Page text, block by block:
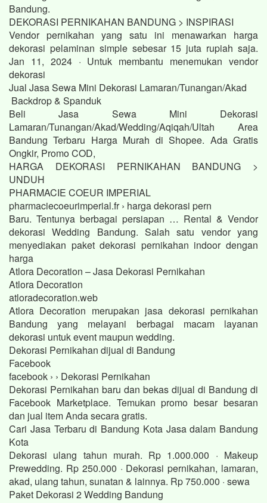
Bandung.
DEKORASI PERNIKAHAN BANDUNG > INSPIRASI
Vendor pernikahan yang satu ini menawarkan harga
dekorasi pelaminan simple sebesar 15 juta rupiah saja.
Jan 11, 2024 · Untuk membantu menemukan vendor
dekorasi
Jual Jasa Sewa Mini Dekorasi Lamaran/Tunangan/Akad
Backdrop & Spanduk
Beli Jasa Sewa Mini Dekorasi
Lamaran/Tunangan/Akad/Wedding/Aqiqah/Ultah Area
Bandung Terbaru Harga Murah di Shopee. Ada Gratis
Ongkir, Promo COD,
HARGA DEKORASI PERNIKAHAN BANDUNG >
UNDUH
PHARMACIE COEUR IMPERIAL
pharmaciecoeurimperial.fr › harga dekorasi pern
Baru. Tentunya berbagai persiapan … Rental & Vendor
dekorasi Wedding Bandung. Salah satu vendor yang
menyediakan paket dekorasi pernikahan indoor dengan
harga
Atlora Decoration – Jasa Dekorasi Pernikahan
Atlora Decoration
atloradecoration.web
Atlora Decoration merupakan jasa dekorasi pernikahan
Bandung yang melayani berbagai macam layanan
dekorasi untuk event maupun wedding.
Dekorasi Pernikahan dijual di Bandung
Facebook
facebook › › Dekorasi Pernikahan
Dekorasi Pernikahan baru dan bekas dijual di Bandung di
Facebook Marketplace. Temukan promo besar besaran
dan jual item Anda secara gratis.
Cari Jasa Terbaru di Bandung Kota Jasa dalam Bandung
Kota
Dekorasi ulang tahun murah. Rp 1.000.000 · Makeup
Prewedding. Rp 250.000 · Dekorasi pernikahan, lamaran,
akad, ulang tahun, sunatan & lainnya. Rp 750.000 · sewa
Paket Dekorasi 2 Wedding Bandung